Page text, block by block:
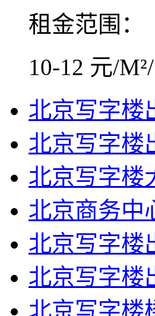
租金范围：
10-12 元/
北京写字楼
北京写字楼
北京写字楼
北京商务中
北京写字楼
北京写字楼
北京写字楼